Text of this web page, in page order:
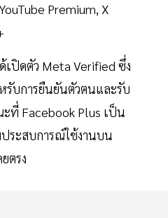
Premium, X
ปิดตัว Meta Verified ซึ่ง
รับการยืนยันตัวตนและรับ
ที่ Facebook Plus เป็น
ระสบการณ์ใช้งานบน
ตรง